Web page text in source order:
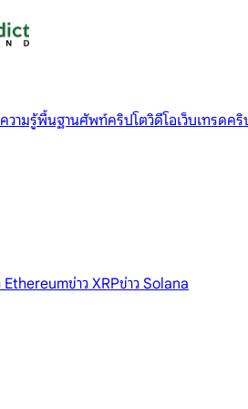
ความรู้พื้นฐานศัพท์คริปโตวิดีโอเว็บเทรดค
Ethereumข่าว XRPข่าว Solana